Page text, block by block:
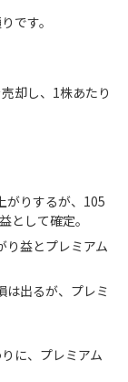
です。
却し、1株あたり
がりするが、105
として確定。
益とプレミアム
出るが、プレミ
に、プレミアム